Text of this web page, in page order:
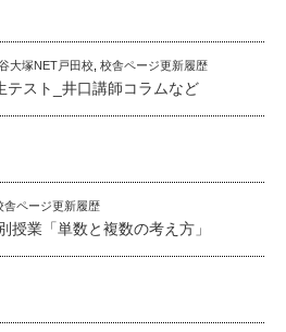
大塚NET戸田校 校舎ページ更新履歴
テスト_井口講師コラムなど
舎ページ更新履歴
授業「単数と複数の考え方」